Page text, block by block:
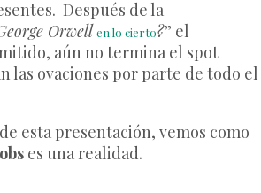
Después de la
Orwellen lo cierto?” el
aún no termina el spot
las ovaciones por parte de todo el
de esta presentación, vemos como
es una realidad.